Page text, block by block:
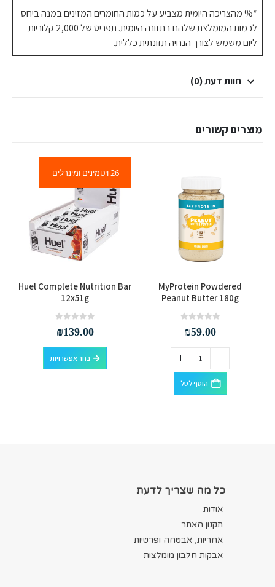
*% מהצריכה היומית מצביע על כמות החומרים המזינים במנה ביחס
לכמות המומלצת שלהם בתזונה היומית. תפריט של 2,000 קלוריות
ליום משמש לצורך הנחיה תזונתית כללית.
חוות דעת (0)
מוצרים קשורים
MyProtein Powdered
Peanut Butter 180g
₪59.00
הוסף לסל
26 ויטמינים ומינרלים
Huel Complete Nutrition Bar
12x51g
₪139.00
בחר אפשרויות
למוצר זה יש מספר סוגים. ניתן לבחור את האפשרויות בעמוד המוצר
כל מה שצריך לדעת
אודות
תקנון האתר
אחריות, אבטחה ופרטיות
אבקות חלבון מומלצות